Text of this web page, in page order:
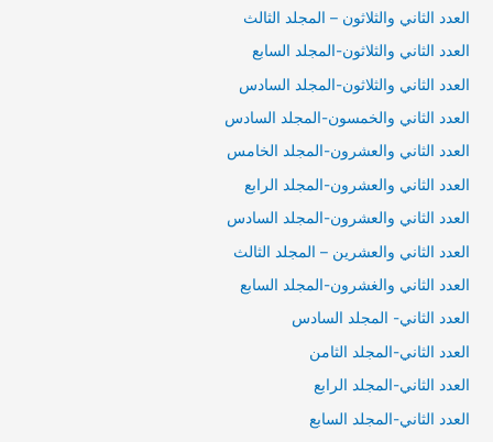
العدد الثاني والثلاثون – المجلد الثالث
العدد الثاني والثلاثون-المجلد السابع
العدد الثاني والثلاثون-المجلد السادس
العدد الثاني والخمسون-المجلد السادس
العدد الثاني والعشرون-المجلد الخامس
العدد الثاني والعشرون-المجلد الرابع
العدد الثاني والعشرون-المجلد السادس
العدد الثاني والعشرين – المجلد الثالث
العدد الثاني والغشرون-المجلد السابع
العدد الثاني- المجلد السادس
العدد الثاني-المجلد الثامن
العدد الثاني-المجلد الرابع
العدد الثاني-المجلد السابع